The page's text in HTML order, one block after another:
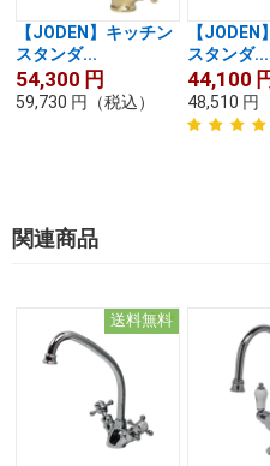
【JODEN】キッチン
スタンダ...
54,300 円
59,730 円 （税込）
【
スタンダ...
44,100
48,510 円
関連商品
送料無料